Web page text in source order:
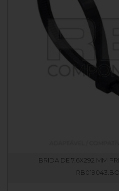
BRIDA DE 7,6X292 MM